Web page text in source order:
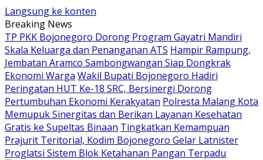
Langsung ke konten
Breaking News
TP PKK Bojonegoro Dorong Program Gayatri Mandiri
Skala Keluarga dan Penanganan ATS Hampir Rampung,
Jembatan Aramco Sambongwangan Siap Dongkrak
Ekonomi Warga Wakil Bupati Bojonegoro Hadiri
Peringatan HUT Ke-18 SRC, Bersinergi Dorong
Pertumbuhan Ekonomi Kerakyatan Polresta Malang Kota
Memupuk Sinergitas dan Berikan Layanan Kesehatan
Gratis ke Supeltas Binaan Tingkatkan Kemampuan
Prajurit Teritorial, Kodim Bojonegoro Gelar Latnister
Proglatsi Sistem Blok Ketahanan Pangan Terpadu